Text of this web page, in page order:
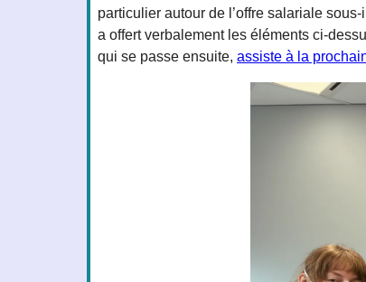
particulier autour de l’offre salariale
a offert verbalement les éléments ci-
qui se passe ensuite, assiste à la